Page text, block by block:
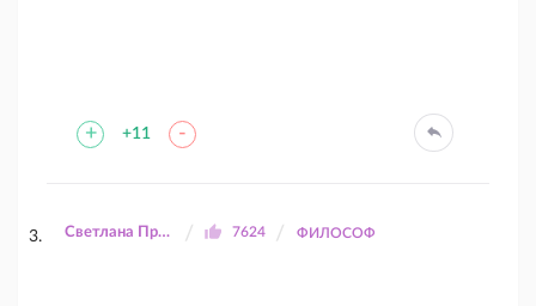
+ +11 -
Светлана Прилуцкая 7624 ФИЛОСОФ